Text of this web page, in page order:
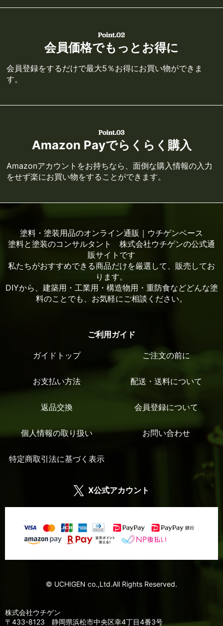
会員価格でもっとお得に
会員登録をするだけで最大5％お得にお買い物ができま
す。
Amazon Payでらくらく購入
Amazonアカウントをお持ちなら、面倒な購入情報の入力
をせず楽にお買い物をすることができます。
塗料・塗装用品のオンライン通販｜ウチゲンベース
塗料と塗装のコンサルタント 株式会社ウチゲンの公式通
販サイトです
私たちがおすすめできる商品だけを厳選して、販売してお
ります。
DIYから、建築用・工業用・構造物用・重防食などどんな塗
料のことでも、お気軽にご相談ください。
ご利用ガイド
ガイドトップ ご注文の前に
お支払い方法 配送・送料について
返品交換 会員登録について
個人情報の取り扱い お問い合わせ
特定商取引法に基づく表示
X公式アカウント
© UCHIGEN co.,Ltd.All Rights Reserved.
株式会社ウチゲン
〒433-8123 静岡県浜松市中央区幸4丁目4番3号